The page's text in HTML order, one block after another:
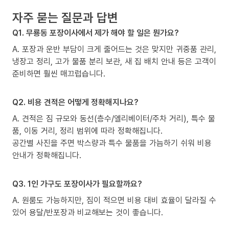
자주 묻는 질문과 답변
Q1. 무룡동 포장이사에서 제가 해야 할 일은 뭔가요?
A. 포장과 운반 부담이 크게 줄어드는 것은 맞지만 귀중품 관리,
냉장고 정리, 고가 물품 분리 보관, 새 집 배치 안내 등은 고객이
준비하면 훨씬 매끄럽습니다.
Q2. 비용 견적은 어떻게 정확해지나요?
A. 견적은 짐 규모와 동선(층수/엘리베이터/주차 거리), 특수 물
품, 이동 거리, 정리 범위에 따라 정확해집니다.
공간별 사진을 주면 박스량과 특수 물품을 가늠하기 쉬워 비용
안내가 정확해집니다.
Q3. 1인 가구도 포장이사가 필요할까요?
A. 원룸도 가능하지만, 짐이 적으면 비용 대비 효율이 달라질 수
있어 용달/반포장과 비교해보는 것이 좋습니다.